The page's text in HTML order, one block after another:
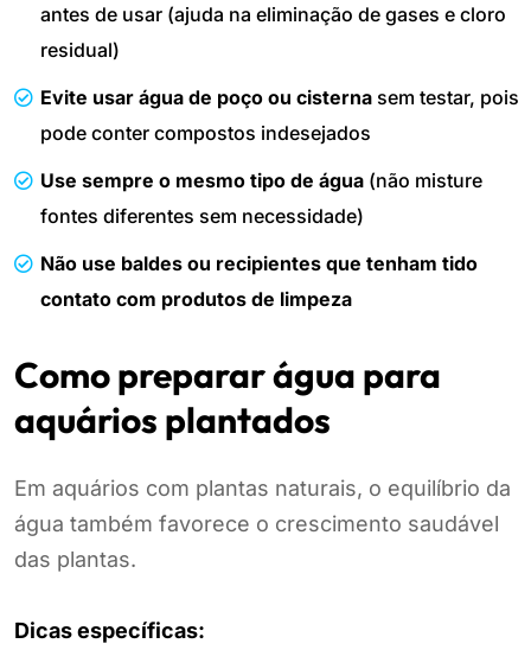
antes de usar (ajuda na eliminação de gases e cloro
residual)
Evite usar água de poço ou cisterna sem testar, pois
pode conter compostos indesejados
Use sempre o mesmo tipo de água (não misture
fontes diferentes sem necessidade)
Não use baldes ou recipientes que tenham tido
contato com produtos de limpeza
Como preparar água para
aquários plantados
Em aquários com plantas naturais, o equilíbrio da
água também favorece o crescimento saudável
das plantas.
Dicas específicas: